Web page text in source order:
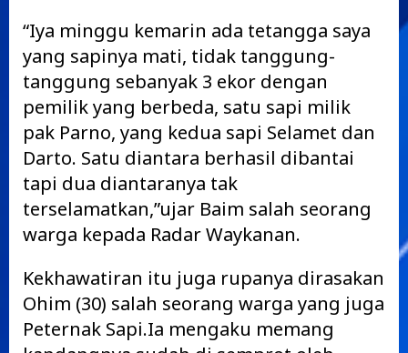
“Iya minggu kemarin ada tetangga saya
yang sapinya mati, tidak tanggung-
tanggung sebanyak 3 ekor dengan
pemilik yang berbeda, satu sapi milik
pak Parno, yang kedua sapi Selamet dan
Darto. Satu diantara berhasil dibantai
tapi dua diantaranya tak
terselamatkan,”ujar Baim salah seorang
warga kepada Radar Waykanan.
Kekhawatiran itu juga rupanya dirasakan
Ohim (30) salah seorang warga yang juga
Peternak Sapi.Ia mengaku memang